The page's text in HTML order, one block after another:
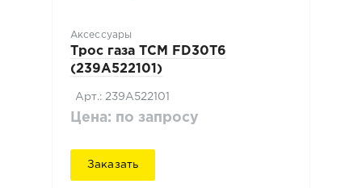
Аксессуары
Трос газа TCM FD30T6
(239A522101)
Арт.: 239A522101
Цена: по запросу
Заказать